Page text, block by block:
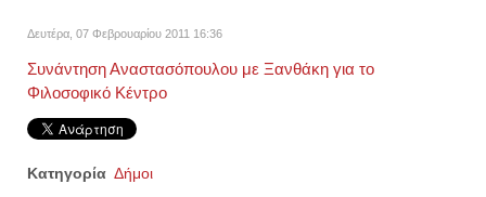
Δευτέρα, 07 Φεβρουαρίου 2011 16:36
Συνάντηση Αναστασόπουλου με Ξανθάκη για το
Φιλοσοφικό Κέντρο
Κατηγορία Δήμοι